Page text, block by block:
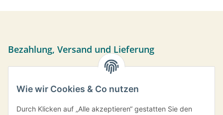
Bezahlung, Versand und Lieferung
Sie können per Vorkasse, PayPal oder bei Abholung bar
übermittelt.
Versand frei ab einem Bestellwert von 35,- € innerhalb
Wie wir Cookies & Co nutzen
Durch Klicken auf „Alle akzeptieren“ gestatten Sie den